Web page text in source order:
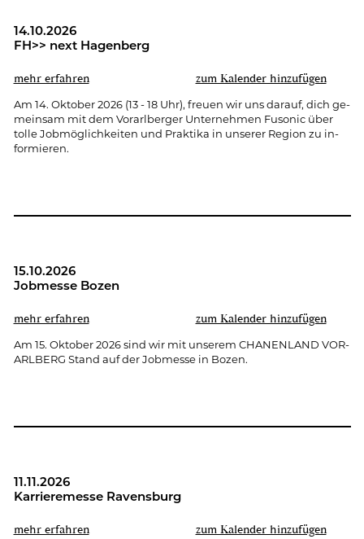
14.10.2026
FH>> next Ha­gen­berg
mehr er­fah­ren zum Ka­len­der hin­zu­fü­gen
Am 14. Ok­to­ber 2026 (13 - 18 Uhr), freu­en wir uns dar­auf, dich ge­
mein­sam mit dem Vor­arl­ber­ger Un­ter­neh­men Fu­so­nic über
tolle Job­mög­lich­kei­ten und Prak­ti­ka in un­se­rer Re­gi­on zu in­
for­mie­ren.
15.10.2026
Job­mes­se Bozen
mehr er­fah­ren zum Ka­len­der hin­zu­fü­gen
Am 15. Ok­to­ber 2026 sind wir mit un­se­rem CHA­NEN­LAND VOR­
ARL­BERG Stand auf der Job­mes­se in Bozen.
11.11.2026
Kar­rie­re­mes­se Ra­vens­burg
mehr er­fah­ren zum Ka­len­der hin­zu­fü­gen